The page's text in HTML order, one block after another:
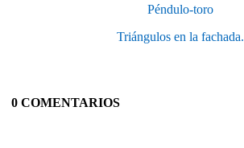
Péndulo-toro
Triángulos en la fachada.
0 COMENTARIOS